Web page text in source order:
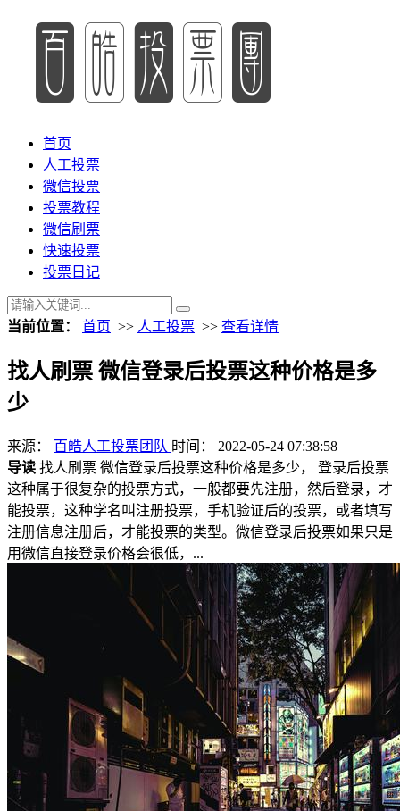
首页
人工投票
微信投票
投票教程
微信刷票
快速投票
投票日记
当前位置： 首页 >> 人工投票 >> 查看详情
找人刷票 微信登录后投票这种价格是多
少
来源： 百皓人工投票团队 时间： 2022-05-24 07:38:58
导读 找人刷票 微信登录后投票这种价格是多少， 登录后投票
这种属于很复杂的投票方式，一般都要先注册，然后登录，才
能投票，这种学名叫注册投票，手机验证后的投票，或者填写
注册信息注册后，才能投票的类型。微信登录后投票如果只是
用微信直接登录价格会很低，...